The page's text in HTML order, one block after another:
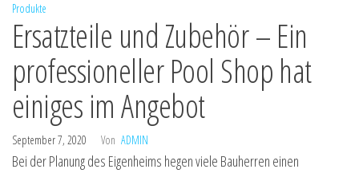
Produkte
Ersatzteile und Zubehör – Ein
professioneller Pool Shop hat
einiges im Angebot
September 7, 2020 Von ADMIN
Bei der Planung des Eigenheims hegen viele Bauherren einen